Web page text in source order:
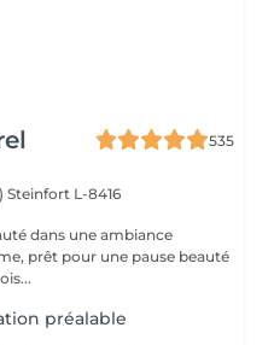
535
Steinfort L-8416
dans une ambiance
prêt pour une pause beauté
trois...
préalable